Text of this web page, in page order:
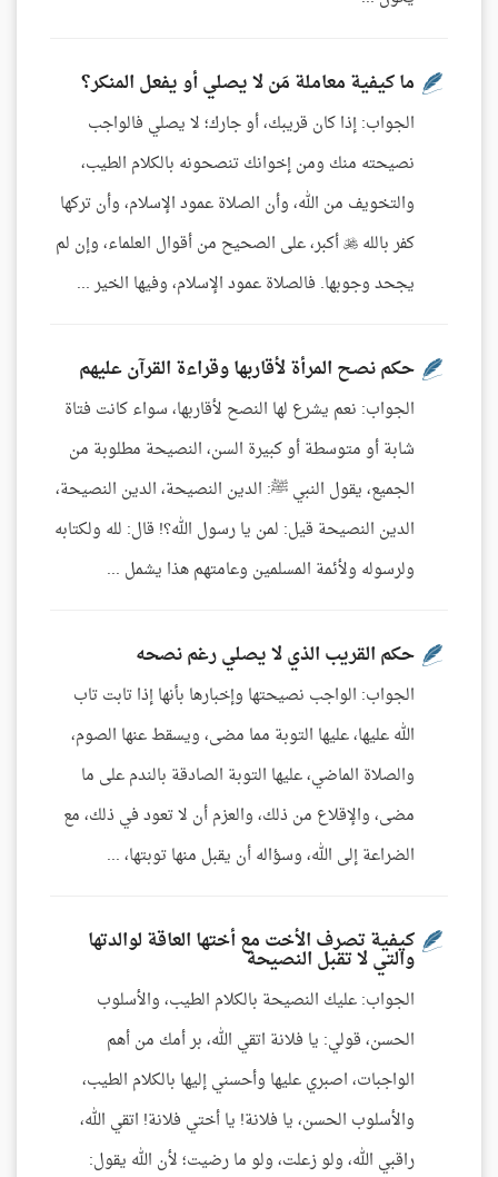
ما كيفية معاملة مَن لا يصلي أو يفعل المنكر؟
الجواب: إذا كان قريبك، أو جارك؛ لا يصلي فالواجب
نصيحته منك ومن إخوانك تنصحونه بالكلام الطيب،
والتخويف من الله، وأن الصلاة عمود الإسلام، وأن تركها
كفر بالله  أكبر، على الصحيح من أقوال العلماء، وإن لم
يجحد وجوبها. فالصلاة عمود الإسلام، وفيها الخير ...
حكم نصح المرأة لأقاربها وقراءة القرآن عليهم
الجواب: نعم يشرع لها النصح لأقاربها، سواء كانت فتاة
شابة أو متوسطة أو كبيرة السن، النصيحة مطلوبة من
الجميع، يقول النبي ﷺ: الدين النصيحة، الدين النصيحة،
الدين النصيحة قيل: لمن يا رسول الله؟! قال: لله ولكتابه
ولرسوله ولأئمة المسلمين وعامتهم هذا يشمل ...
حكم القريب الذي لا يصلي رغم نصحه
الجواب: الواجب نصيحتها وإخبارها بأنها إذا تابت تاب
الله عليها، عليها التوبة مما مضى، ويسقط عنها الصوم،
والصلاة الماضي، عليها التوبة الصادقة بالندم على ما
مضى، والإقلاع من ذلك، والعزم أن لا تعود في ذلك، مع
الضراعة إلى الله، وسؤاله أن يقبل منها توبتها، ...
كيفية تصرف الأخت مع أختها العاقة لوالدتها
والتي لا تقبل النصيحة
الجواب: عليك النصيحة بالكلام الطيب، والأسلوب
الحسن، قولي: يا فلانة اتقي الله، بر أمك من أهم
الواجبات، اصبري عليها وأحسني إليها بالكلام الطيب،
والأسلوب الحسن، يا فلانة! يا أختي فلانة! اتقي الله،
راقبي الله، ولو زعلت، ولو ما رضيت؛ لأن الله يقول: